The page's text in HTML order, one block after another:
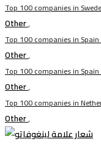
Top 100 companies in
Other,
Top 100 companies in
Other,
Top 100 companies in
Other,
Top 100 companies in
Other,